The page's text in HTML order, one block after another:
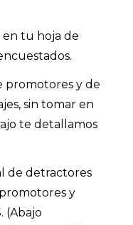
en tu hoja de
promotores y de
sin tomar en
te detallamos
de detractores
y
(Abajo